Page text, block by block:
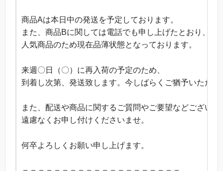
商品Aは本日中の発送を予定しております。
また、商品Bに関しては電話でも申し上げたとおり、
人気商品のため現在品薄状態となっております。
来週〇日（〇）に再入荷の予定のため、
到着し次第、発送致します。今しばらくご猶予いただ
また、配送や商品に関するご質問やご要望などございま
遠慮なくお申し付けくださいませ。
何卒よろしくお願い申し上げます。